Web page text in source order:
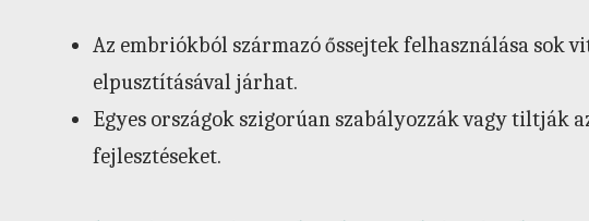
Az embriókból származó őssejtek felhasználása sok
elpusztításával járhat.
Egyes országok szigorúan szabályozzák vagy tiltják
fejlesztéseket.